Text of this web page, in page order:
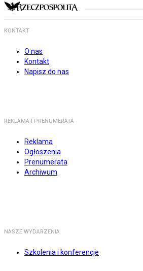
KONTAKT
O nas
Kontakt
Napisz do nas
REKLAMA I PRENUMERATA
Reklama
Ogłoszenia
Prenumerata
Archiwum
NASZE WYDARZENIA
Szkolenia i konferencje